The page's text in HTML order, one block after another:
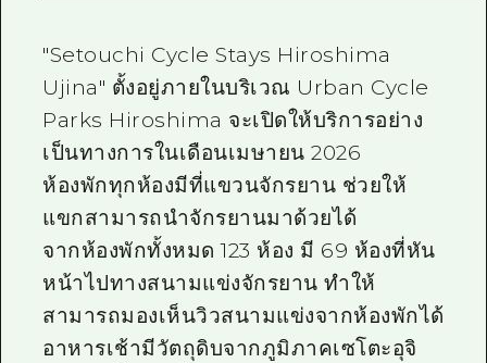
"Setouchi Cycle Stays Hiroshima
Ujina" ตั้งอยู่ภายในบริเวณ Urban Cycle
Parks Hiroshima จะเปิดให้บริการอย่าง
เป็นทางการในเดือนเมษายน 2026
ห้องพักทุกห้องมีที่แขวนจักรยาน ช่วยให้
แขกสามารถนำจักรยานมาด้วยได้
จากห้องพักทั้งหมด 123 ห้อง มี 69 ห้องที่หัน
หน้าไปทางสนามแข่งจักรยาน ทำให้
สามารถมองเห็นวิวสนามแข่งจากห้องพักได้
อาหารเช้ามีวัตถุดิบจากภูมิภาคเซโตะอุจิ